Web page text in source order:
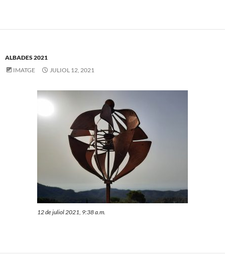
ALBADES 2021
IMATGE
JULIOL 12, 2021
12 de juliol 2021, 9:38 a.m.